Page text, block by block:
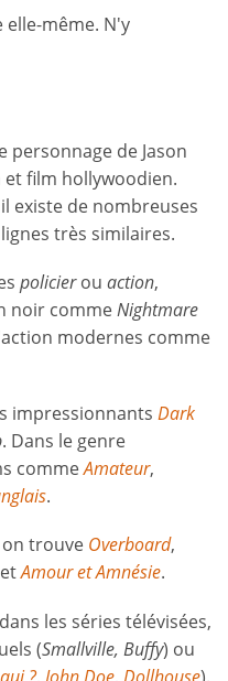
elle-même. N'y
personnage de Jason
film hollywoodien.
existe de nombreuses
très similaires.
policierou action,
noir commeNightmare
modernes comme
impressionnants Dark
. Dans le genre
commeAmateur,
.
trouve Overboard,
Amour et Amnésie.
les séries télévisées,
(Smallville, Buffy) ou
?, John Doe, Dollhouse).